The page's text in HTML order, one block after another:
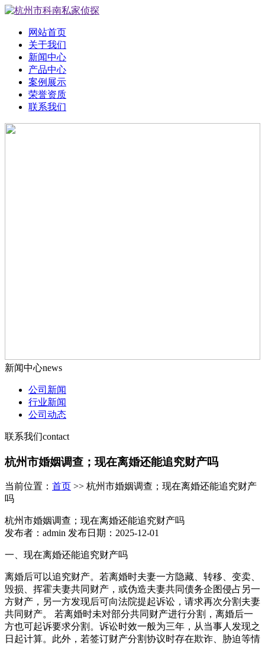
网站首页
关于我们
新闻中心
产品中心
案例展示
荣誉资质
联系我们
新闻中心news
公司新闻
行业新闻
公司动态
联系我们contact
杭州市婚姻调查；现在离婚还能追究财产吗
当前位置： 首页 >> 杭州市婚姻调查；现在离婚还能追究财产
吗
杭州市婚姻调查；现在离婚还能追究财产吗
发布者：admin 发布日期：2025-12-01
一、现在离婚还能追究财产吗
离婚后可以追究财产。若离婚时夫妻一方隐藏、转移、变卖、
毁损、挥霍夫妻共同财产，或伪造夫妻共同债务企图侵占另一
方财产，另一方发现后可向法院提起诉讼，请求再次分割夫妻
共同财产。 若离婚时未对部分共同财产进行分割，离婚后一
方也可起诉要求分割。诉讼时效一般为三年，从当事人发现之
日起计算。此外，若签订财产分割协议时存在欺诈、胁迫等情